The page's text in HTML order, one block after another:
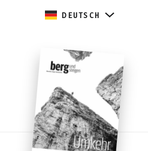
DEUTSCH